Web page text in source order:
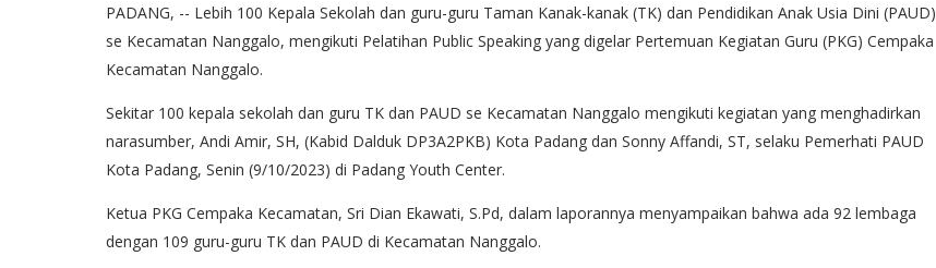
PADANG, -- Lebih 100 Kepala Sekolah dan guru-guru Taman Kanak-kanak (TK) dan Pendidikan Anak Usia Dini (PAUD)
se Kecamatan Nanggalo, mengikuti Pelatihan Public Speaking yang digelar Pertemuan Kegiatan Guru (PKG) Cempaka
Kecamatan Nanggalo.
Sekitar 100 kepala sekolah dan guru TK dan PAUD se Kecamatan Nanggalo mengikuti kegiatan yang menghadirkan
narasumber, Andi Amir, SH, (Kabid Dalduk DP3A2PKB) Kota Padang dan Sonny Affandi, ST, selaku Pemerhati PAUD
Kota Padang, Senin (9/10/2023) di Padang Youth Center.
Ketua PKG Cempaka Kecamatan, Sri Dian Ekawati, S.Pd, dalam laporannya menyampaikan bahwa ada 92 lembaga
dengan 109 guru-guru TK dan PAUD di Kecamatan Nanggalo.